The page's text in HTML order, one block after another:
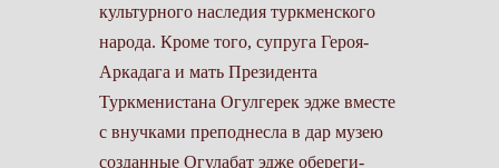
культурного наследия туркменского
народа. Кроме того, супруга Героя-
Аркадага и мать Президента
Туркменистана Огулгерек эдже вместе
с внучками преподнесла в дар музею
созданные Огулабат эдже обереги-